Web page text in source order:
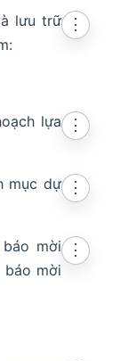
lưu trữ
⋮
lựa
⋮
mục dự
⋮
mời
báo mời
⋮